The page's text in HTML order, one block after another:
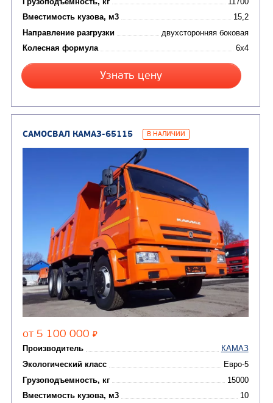
САМОСВАЛ КАМАЗ-45143
Цена по запросу
Производитель
Экологический класс
Грузоподъемность, кг